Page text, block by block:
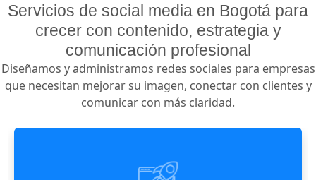
Servicios de social media en Bogotá para
crecer con contenido, estrategia y
comunicación profesional
Diseñamos y administramos redes sociales para empresas
que necesitan mejorar su imagen, conectar con clientes y
comunicar con más claridad.